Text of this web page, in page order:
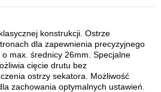
konstrukcji. Ostrze
dla zapewnienia precyzyjnego
o max. średnicy 26mm. Specjalne
cięcie drutu bez
ostrzy sekatora. Możliwość
zachowania optymalnych ustawień.